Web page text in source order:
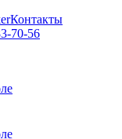
Контакты
70-56